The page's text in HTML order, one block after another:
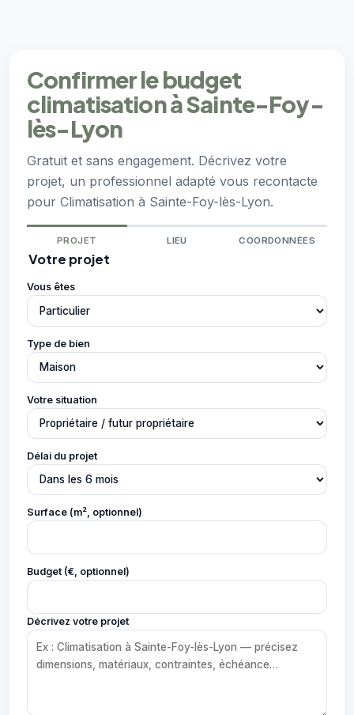
Confirmer le budget
climatisation à Sainte-Foy-
lès-Lyon
Gratuit et sans engagement. Décrivez votre
projet, un professionnel adapté vous recontacte
pour Climatisation à Sainte-Foy-lès-Lyon.
PROJET LIEU COORDONNÉES
Votre projet
Vous êtes
Type de bien
Votre situation
Délai du projet
Surface (m², optionnel)
Budget (€, optionnel)
Décrivez votre projet